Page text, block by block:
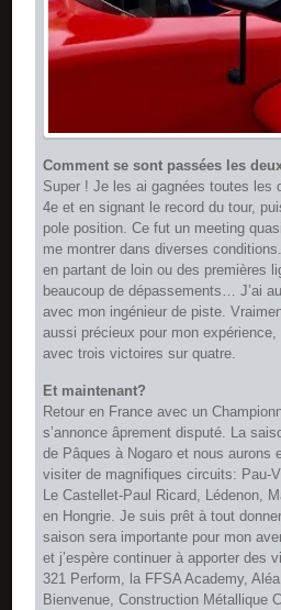
Comment se sont passées les
Super ! Je les ai gagnées toutes les
4e et en signant le record du tour,
pole position. Ce fut un meeting
me montrer dans diverses
en partant de loin ou des premières
beaucoup de dépassements… J’ai
avec mon ingénieur de piste.
aussi précieux pour mon
avec trois victoires sur quatre.
Et maintenant?
Retour en France avec un
s’annonce âprement disputé. La
de Pâques à Nogaro et nous aurons
visiter de magnifiques circuits: Pau-
Le Castellet-Paul Ricard, Lédenon,
en Hongrie. Je suis prêt à tout
saison sera importante pour mon
et j’espère continuer à apporter des
321 Perform, la FFSA Academy,
Bienvenue, Construction Métallique